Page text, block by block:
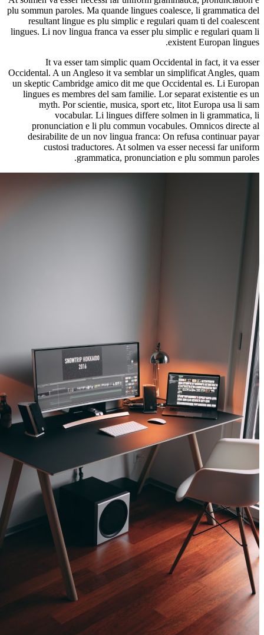
plu sommun paroles. Ma quande lingues coalesce, li grammatica del
resultant lingue es plu simplic e regulari quam ti del coalescent
lingues. Li nov lingua franca va esser plu simplic e regulari quam li
existent Europan lingues.
It va esser tam simplic quam Occidental in fact, it va esser
Occidental. A un Angleso it va semblar un simplificat Angles, quam
un skeptic Cambridge amico dit me que Occidental es. Li Europan
lingues es membres del sam familie. Lor separat existentie es un
myth. Por scientie, musica, sport etc, litot Europa usa li sam
vocabular. Li lingues differe solmen in li grammatica, li
pronunciation e li plu commun vocabules. Omnicos directe al
desirabilite de un nov lingua franca: On refusa continuar payar
custosi traductores. At solmen va esser necessi far uniform
grammatica, pronunciation e plu sommun paroles.